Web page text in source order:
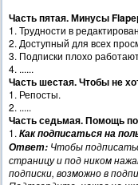
Часть пятая. Минусы
1. Трудности в
2. Доступный для всех
3. Подписки плохо
4. ......
Часть шестая. Чтобы не
1. Репосты.
2. .....
Часть седьмая. Помощь
1. Как подписаться на
Ответ: Чтобы
страницу и под ником
подписки, возможно в